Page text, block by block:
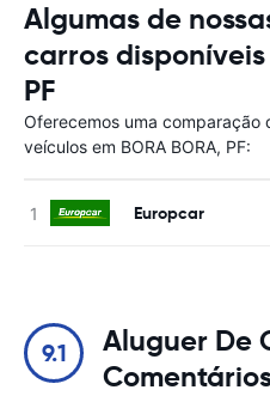
Algumas de
carros disponíveis
PF
Oferecemos uma comparação
veículos em BORA BORA, PF:
Europcar
9.1
Aluguer De